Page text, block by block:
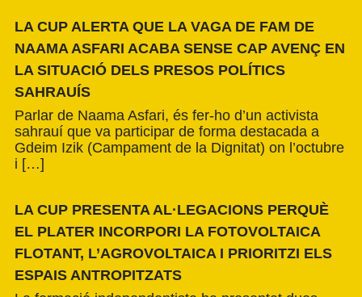
LA CUP ALERTA QUE LA VAGA DE FAM DE
NAAMA ASFARI ACABA SENSE CAP AVENÇ EN
LA SITUACIÓ DELS PRESOS POLÍTICS
SAHRAUÍS
Parlar de Naama Asfari, és fer-ho d’un activista
sahrauí que va participar de forma destacada a
Gdeim Izik (Campament de la Dignitat) on l’octubre
i […]
LA CUP PRESENTA AL·LEGACIONS PERQUÈ
EL PLATER INCORPORI LA FOTOVOLTAICA
FLOTANT, L’AGROVOLTAICA I PRIORITZI ELS
ESPAIS ANTROPITZATS